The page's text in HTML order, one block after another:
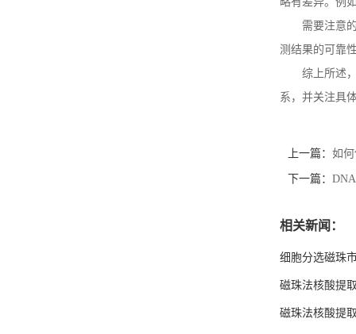
需要注意
测结果的可靠
综上所述
系，并关注具
上一篇： 如
下一篇：
相关新闻：
细胞分选磁珠
磁珠法核酸提
磁珠法核酸提